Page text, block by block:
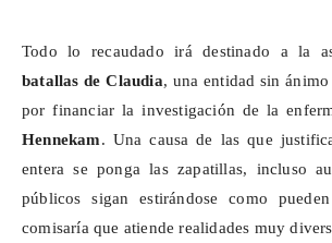
Todo lo recaudado irá destinado a la
batallas de Claudia, una entidad sin
por financiar la investigación de la
Hennekam. Una causa de las que
entera se ponga las zapatillas, incluso
públicos sigan estirándose como
comisaría que atiende realidades muy